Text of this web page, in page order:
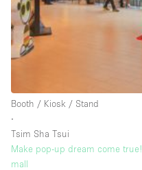
Handicap Accessible
Haussmann Style
Internet
Large Door Entrance
Booth / Kiosk / Stand
∙
Tsim Sha Tsui
Make pop-up dream come
mall